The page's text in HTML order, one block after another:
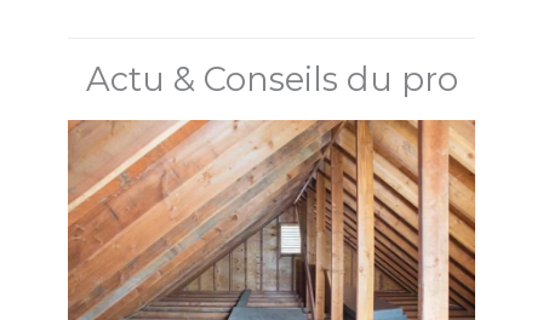
Actu & Conseils du pro